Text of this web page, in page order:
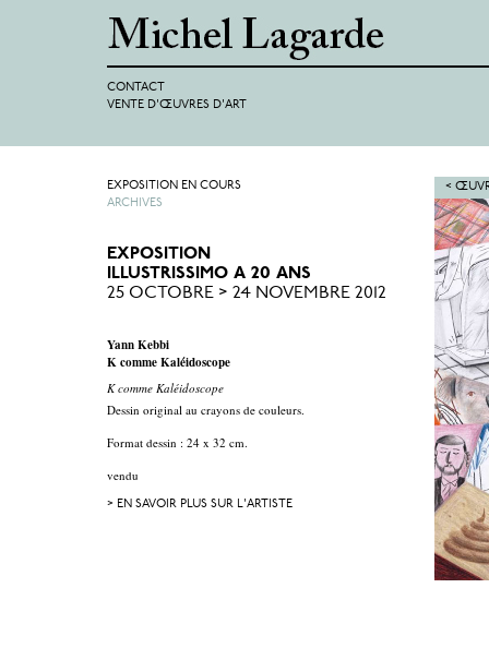
CONTACT
VENTE D'ŒUVRES D'ART
<
EXPOSITION EN COURS
ARCHIVES
EXPOSITION
ILLUSTRISSIMO A 20 ANS
25 OCTOBRE > 24 NOVEMBRE 2012
Yann Kebbi
K comme Kaléidoscope
K comme Kaléidoscope
Dessin original au crayons de couleurs.
Format dessin : 24 x 32 cm.
vendu
> EN SAVOIR PLUS SUR L'ARTISTE